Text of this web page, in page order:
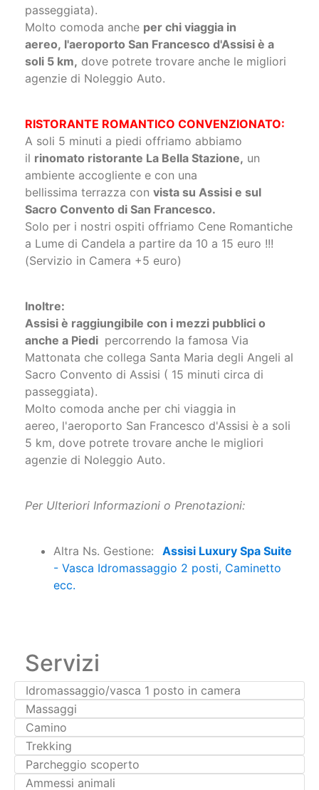
agenzie di Noleggio Auto.
RISTORANTE ROMANTICO CONVENZIONATO:
A soli 5 minuti a piedi offriamo abbiamo
bellissima terrazza con vista su Assisi e sul
Sacro Convento di San Francesco.
Solo per i nostri ospiti offriamo Cene Romantiche
a Lume di Candela a partire da 10 a 15 euro !!!
(Servizio in Camera +5 euro)
Inoltre:
Assisi è raggiungibile con i mezzi pubblici o
Sacro Convento di Assisi ( 15 minuti circa di
passeggiata).
Molto comoda anche per chi viaggia in
aereo, l'aeroporto San Francesco d'Assisi è a soli
5 km, dove potrete trovare anche le migliori
agenzie di Noleggio Auto.
Per Ulteriori Informazioni o Prenotazioni:
- Vasca Idromassaggio 2 posti, Caminetto
Servizi
Camino
Trekking
Parcheggio scoperto
Ammessi animali
Internet WiFi nella struttura
Pianura
Paese